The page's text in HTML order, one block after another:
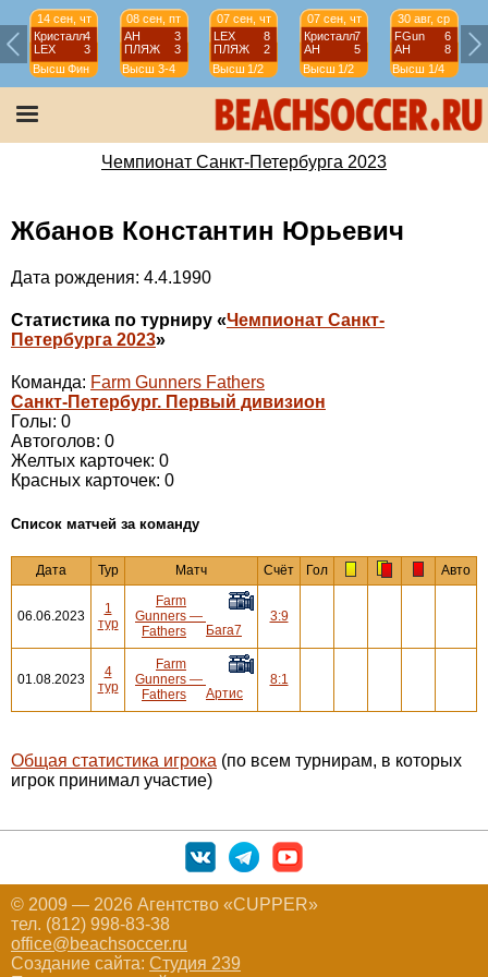
14 сен, чт
Кристалл4
LEX
3
Высш Фин
08 сен, пт
АН
3
ПЛЯЖ
3
Высш 3-4
07 сен, чт
LEX
8
ПЛЯЖ
2
Высш 1/2
07 сен, чт
Кристалл7
АН
5
Высш 1/2
30 авг, ср
FGun
6
АН
8
Высш 1/4
Чемпионат Санкт-Петербурга 2023
Жбанов Константин Юрьевич
Дата рождения: 4.4.1990
Статистика по турниру «Чемпионат Санкт-
Петербурга 2023»
Команда: Farm Gunners Fathers
Санкт-Петербург. Первый дивизион
Голы: 0
Автоголов: 0
Желтых карточек: 0
Красных карточек: 0
Cписок матчей за команду
Дата Тур Матч Счёт Гол Авто
06.06.2023
1
тур
Farm
Gunners
Fathers
—
Бага7
3:9
01.08.2023
4
тур
Farm
Gunners
Fathers
—
Артис
8:1
Общая статистика игрока (по всем турнирам, в которых
игрок принимал участие)
© 2009 — 2026 Агентство «CUPPER»
тел. (812) 998-83-38
office@beachsoccer.ru
Создание сайта: Студия 239